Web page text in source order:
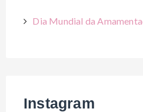
Dia Mundial da
Instagram